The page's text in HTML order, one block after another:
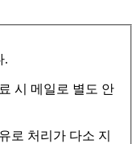
.
시 메일로 별도 안
로 처리가 다소 지